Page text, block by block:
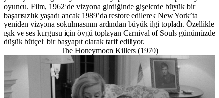
oyuncu. Film, 1962’de vizyona girdiğinde gişelerde büyük bir
başarısızlık yaşadı ancak 1989’da restore edilerek New York’ta
yeniden vizyona sokulmasının ardından büyük ilgi topladı. Özellikle
ışık ve ses kurgusu için övgü toplayan Carnival of Souls günümüzde
düşük bütçeli bir başyapıt olarak tarif ediliyor.
The Honeymoon Killers (1970)